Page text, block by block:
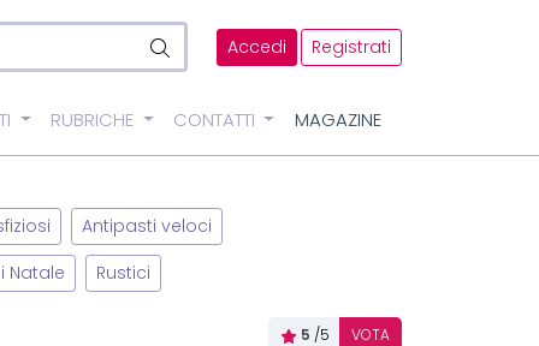
Accedi Registrati
RUBRICHE CONTATTI MAGAZINE
Antipasti veloci
Natale Rustici
5 /5 VOTA